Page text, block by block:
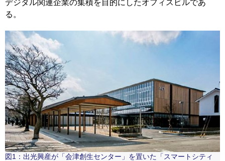
デジタル関連企業の集積を目的にしたオフィスビルであ
る。
図1：出光興産が「会津創生センター」を置いた「スマートシティ